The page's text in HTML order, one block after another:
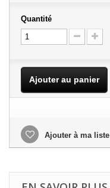
Quantité
Ajouter au panier
Ajouter à ma liste